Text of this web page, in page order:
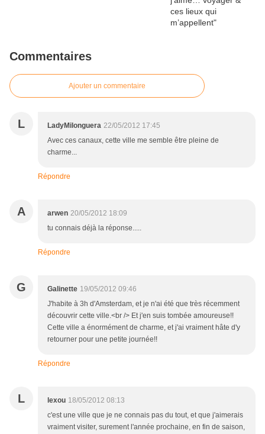
Commentaires
Ajouter un commentaire
L LadyMilonguera 22/05/2012 17:45
Avec ces canaux, cette ville me semble être pleine de
charme...
Répondre
A arwen 20/05/2012 18:09
tu connais déjà la réponse.....
Répondre
G Galinette 19/05/2012 09:46
J'habite à 3h d'Amsterdam, et je n'ai été que très récemment
découvrir cette ville.<br /> Et j'en suis tombée amoureuse!!
Cette ville a énormément de charme, et j'ai vraiment hâte d'y
retourner pour une petite journée!!
Répondre
L lexou 18/05/2012 08:13
c'est une ville que je ne connais pas du tout, et que j'aimerais
vraiment visiter, surement l'année prochaine, en fin de saison,